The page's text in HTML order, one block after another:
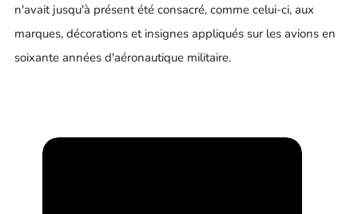
n'avait jusqu'à présent été consacré, comme celui-ci, aux
marques, décorations et insignes appliqués sur les avions en
soixante années d'aéronautique militaire.